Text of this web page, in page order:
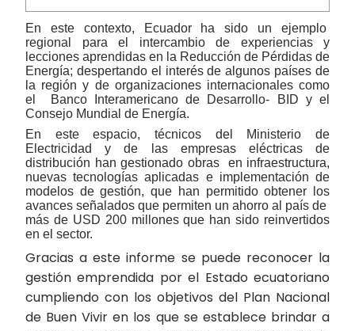
En este contexto, Ecuador ha sido un ejemplo
regional para el intercambio de experiencias y
lecciones aprendidas en la Reducción de Pérdidas de
Energía; despertando el interés de algunos países de
la región y de organizaciones internacionales como
el
Banco Interamericano de Desarrollo- BID y el
Consejo Mundial de Energía.
En este espacio, técnicos del Ministerio de
Electricidad y de las empresas eléctricas de
distribución han gestionado obras
en infraestructura,
nuevas tecnologías aplicadas e implementación de
modelos de gestión, que han permitido obtener los
avances señalados que permiten un ahorro al país de
más de USD 200 millones que han sido reinvertidos
en el sector.
Gracias a este informe se puede reconocer la
gestión emprendida por el Estado ecuatoriano
cumpliendo con los objetivos del Plan Nacional
de Buen Vivir en los que se establece brindar a